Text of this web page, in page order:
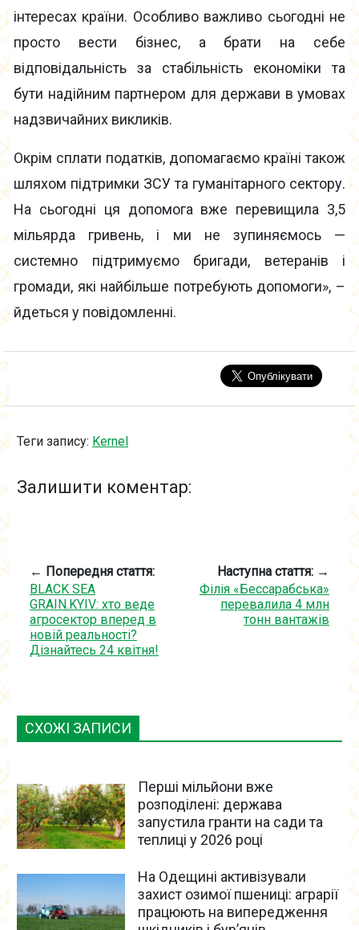
інтересах країни. Особливо важливо сьогодні не
просто вести бізнес, а брати на себе
відповідальність за стабільність економіки та
бути надійним партнером для держави в умовах
надзвичайних викликів.
Окрім сплати податків, допомагаємо країні також
шляхом підтримки ЗСУ та гуманітарного сектору.
На сьогодні ця допомога вже перевищила 3,5
мільярда гривень, і ми не зупиняємось —
системно підтримуємо бригади, ветеранів і
громади, які найбільше потребують допомоги», –
йдеться у повідомленні.
Теги запису: Kernel
Залишити коментар:
← Попередня стаття:
BLACK SEA
GRAIN.KYIV: хто веде
агросектор вперед в
новій реальності?
Дізнайтесь 24 квітня!
Наступна стаття: →
Філія «Бессарабська»
перевалила 4 млн
тонн вантажів
СХОЖІ ЗАПИСИ
Перші мільйони вже
розподілені: держава
запустила гранти на сади та
теплиці у 2026 році
На Одещині активізували
захист озимої пшениці: аграрії
працюють на випередження